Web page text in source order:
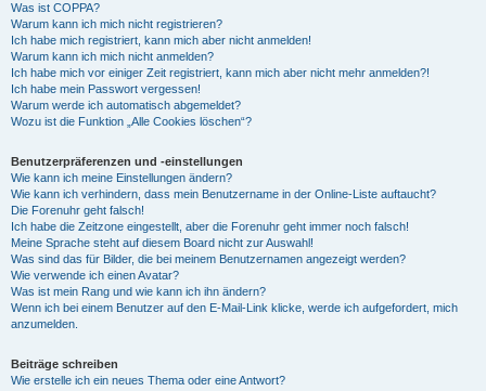
Was ist COPPA?
Warum kann ich mich nicht registrieren?
Ich habe mich registriert, kann mich aber nicht anmelden!
Warum kann ich mich nicht anmelden?
Ich habe mich vor einiger Zeit registriert, kann mich aber nicht mehr anmelden?!
Ich habe mein Passwort vergessen!
Warum werde ich automatisch abgemeldet?
Wozu ist die Funktion „Alle Cookies löschen“?
Benutzerpräferenzen und -einstellungen
Wie kann ich meine Einstellungen ändern?
Wie kann ich verhindern, dass mein Benutzername in der Online-Liste auftaucht?
Die Forenuhr geht falsch!
Ich habe die Zeitzone eingestellt, aber die Forenuhr geht immer noch falsch!
Meine Sprache steht auf diesem Board nicht zur Auswahl!
Was sind das für Bilder, die bei meinem Benutzernamen angezeigt werden?
Wie verwende ich einen Avatar?
Was ist mein Rang und wie kann ich ihn ändern?
Wenn ich bei einem Benutzer auf den E-Mail-Link klicke, werde ich aufgefordert, mich
anzumelden.
Beiträge schreiben
Wie erstelle ich ein neues Thema oder eine Antwort?